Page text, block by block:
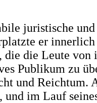
juristische
er
die Leute von
Publikum zu
und Reichtum.
und im Lauf